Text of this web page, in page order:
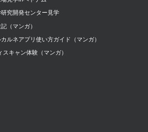
よくあるご質問
研究開発センター見学
（マンガ）
ルネアプリ使い方ガイド（マンガ）
スキャン体験（マンガ）